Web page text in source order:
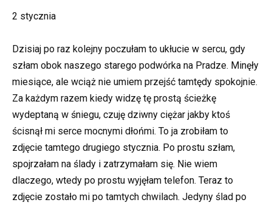
2 stycznia
Dzisiaj po raz kolejny poczułam to ukłucie w sercu, gdy
szłam obok naszego starego podwórka na Pradze. Minęły
miesiące, ale wciąż nie umiem przejść tamtędy spokojnie.
Za każdym razem kiedy widzę tę prostą ścieżkę
wydeptaną w śniegu, czuję dziwny ciężar jakby ktoś
ścisnął mi serce mocnymi dłońmi. To ja zrobiłam to
zdjęcie tamtego drugiego stycznia. Po prostu szłam,
spojrzałam na ślady i zatrzymałam się. Nie wiem
dlaczego, wtedy po prostu wyjęłam telefon. Teraz to
zdjęcie zostało mi po tamtych chwilach. Jedyny ślad po